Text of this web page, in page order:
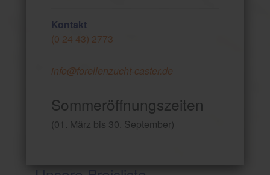
Kontakt
(0 24 43) 2773
info@forellenzucht-caster.de
Sommeröffnungszeiten
(01. März bis 30. September)